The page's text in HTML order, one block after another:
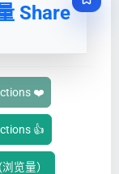
Share
❤️
👍
览量）